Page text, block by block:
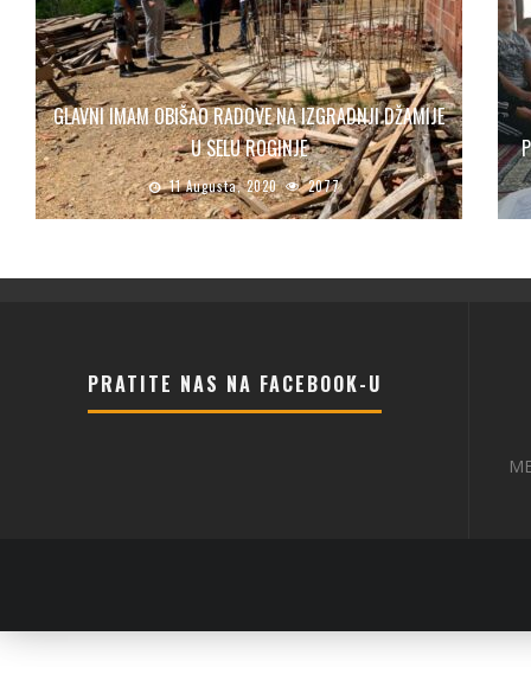
GLAVNI IMAM OBIŠAO RADOVE NA IZGRADNJI DŽAMIJE
U SELU ROGINJE
11 Augusta, 2020 2077
PRATITE NAS NA FACEBOOK-U